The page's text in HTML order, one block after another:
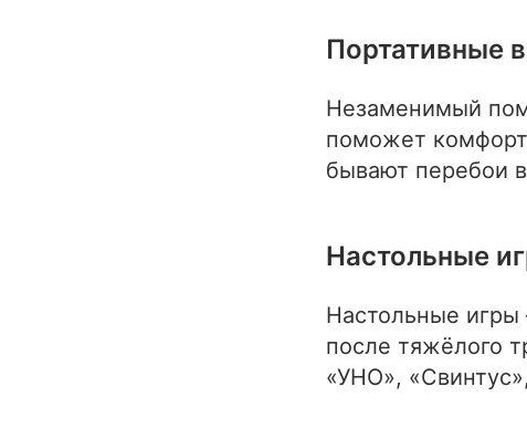
Портативные
Незаменимый
поможет
бывают перебои
Настольные
Настольные игры
после тяжёлого
«УНО»,